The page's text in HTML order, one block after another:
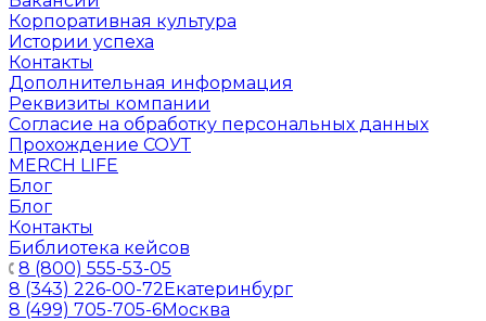
Корпоративная культура
Истории успеха
Контакты
Дополнительная информация
Реквизиты компании
Согласие на обработку персональных данных
Прохождение СОУТ
MERCH LIFE
Блог
Блог
Контакты
Библиотека кейсов
8 (800) 555-53-05
8 (343) 226-00-72Екатеринбург
8 (499) 705-705-6Москва